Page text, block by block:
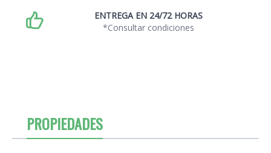
ENTREGA EN 24/72 HORAS
*Consultar condiciones
PROPIEDADES